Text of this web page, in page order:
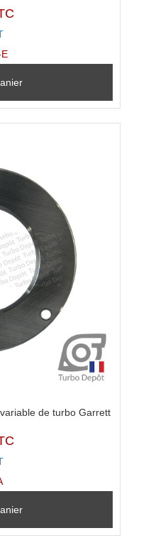
de turbo Garrett